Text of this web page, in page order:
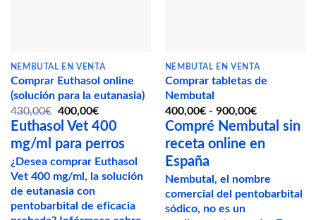
página
de
producto
NEMBUTAL EN VENTA
Comprar Euthasol online
(solución para la eutanasia)
430,00€ El
precio
original
era:
430,00€.
400,00€El
precio
actual
es:
400,00€.
Euthasol Vet 400
mg/ml para perros
¿Desea comprar Euthasol
Vet 400 mg/ml, la solución
de eutanasia con
pentobarbital de eficacia
NEMBUTAL EN VENTA
Comprar tabletas de
Nembutal
400,00€ - 900,00€Rango
de
precios:
desde
900,00€
Compré Nembutal sin
receta online en
España
Nembutal, el nombre
comercial del pentobarbital
sódico, no es un